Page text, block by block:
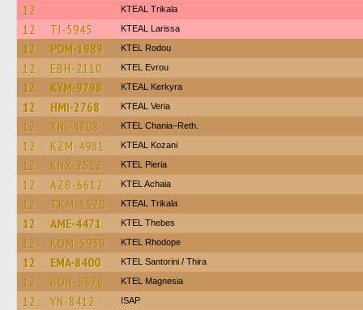
12 KTEAL Trikala
12 TI-5945 KTEAL Larissa
12 POM-1989 ΚΤΕL Rodou
12 EBH-2110 KTEL Evrou
12 KYM-9798 KTEAL Kerkyra
12 HMI-2768 KTEAL Veria
12 XNI-4808 KTEL Chania–Reth.
12 KZM-4981 KTEAL Kozani
12 KNX-2512 KTEL Pieria
12 AZB-6612 KTEL Achaia
12 TKM-1520 KTEAL Trikala
12 AME-4471 KTEL Thebes
12 KOM-5939 KTEL Rhodope
12 EMA-8400 KTEL Santorini / Thira
12 BON-5576 ΚΤΕL Magnesia
12 YN-8412 ISAP